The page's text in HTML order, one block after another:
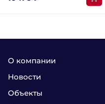
О компании
Новости
Объекты